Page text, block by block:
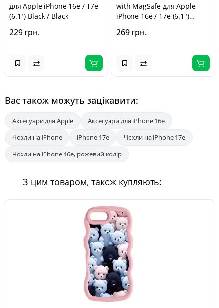
для Apple iPhone 16e / 17e
(6.1") Black / Black
229 грн.
with MagSafe для Apple
iPhone 16e / 17e (6.1")
269 грн.
Вас також можуть зацікавити:
Аксесуари для Apple
Аксесуари для iPhone 16e
Чохли на iPhone
iPhone 17e
Чохли на iPhone 17e
Чохли на iPhone 16e, рожевий колір
З цим товаром, також купляють: